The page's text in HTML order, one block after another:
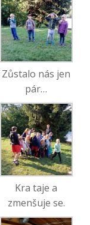
Zůstalo nás jen
pár…
Kra taje a
zmenšuje se.